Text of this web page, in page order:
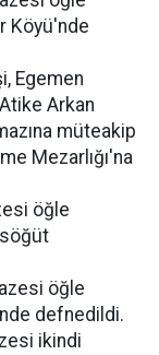
Köyü'nde
Egemen
Arkan
müteakip
Mezarlığı'na
öğle
öğle
defnedildi.
ikindi